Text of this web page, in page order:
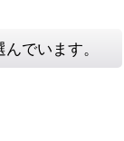
でいます。